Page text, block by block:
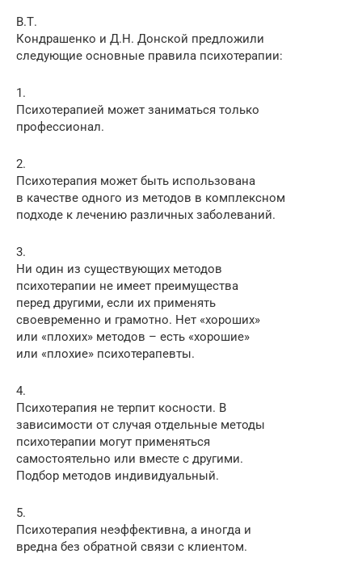
В.Т.
Кондрашенко и Д.Н. Донской предложили
следующие основные правила психотерапии:
1.
Психотерапией может заниматься только
профессионал.
2.
Психотерапия может быть использована
в качестве одного из методов в комплексном
подходе к лечению различных заболеваний.
3.
Ни один из существующих методов
психотерапии не имеет преимущества
перед другими, если их применять
своевременно и грамотно. Нет «хороших»
или «плохих» методов – есть «хорошие»
или «плохие» психотерапевты.
4.
Психотерапия не терпит косности. В
зависимости от случая отдельные методы
психотерапии могут применяться
самостоятельно или вместе с другими.
Подбор методов индивидуальный.
5.
Психотерапия неэффективна, а иногда и
вредна без обратной связи с клиентом.